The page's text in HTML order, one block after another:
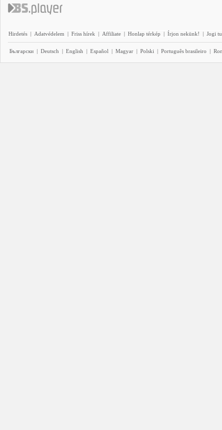
Hirdetés | Adatvédelem | Friss hírek | Affiliate | Honlap térkép | Írjon nekünk! | Jogi
Български | Deutsch | English | Español | Magyar | Polski | Português brasileiro |